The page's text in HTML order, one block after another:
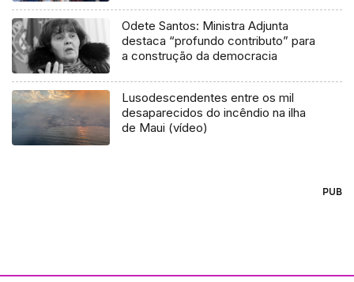
Odete Santos: Ministra Adjunta
destaca “profundo contributo” para
a construção da democracia
Lusodescendentes entre os mil
desaparecidos do incêndio na ilha
de Maui (vídeo)
PUB